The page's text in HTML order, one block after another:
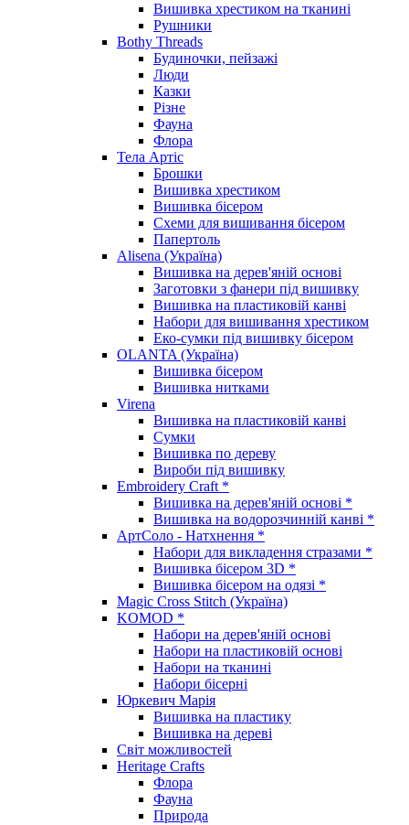
Вишивка хрестиком на тканині
Рушники
Bothy Threads
Будиночки, пейзажі
Люди
Казки
Різне
Фауна
Флора
Тела Артіс
Брошки
Вишивка хрестиком
Вишивка бісером
Схеми для вишивання бісером
Папертоль
Alisena (Україна)
Вишивка на дерев'яній основі
Заготовки з фанери під вишивку
Вишивка на пластиковій канві
Набори для вишивання хрестиком
Еко-сумки під вишивку бісером
OLANTA (Україна)
Вишивка бісером
Вишивка нитками
Virena
Вишивка на пластиковій канві
Сумки
Вишивка по дереву
Вироби під вишивку
Embroidery Craft *
Вишивка на дерев'яній основі *
Вишивка на водорозчинній канві *
АртСоло - Натхнення *
Набори для викладення стразами *
Вишивка бісером 3D *
Вишивка бісером на одязі *
Magic Cross Stitch (Україна)
KOMOD *
Набори на дерев'яній основі
Набори на пластиковій основі
Набори на тканині
Набори бісерні
Юркевич Марія
Вишивка на пластику
Вишивка на дереві
Світ можливостей
Heritage Crafts
Флора
Фауна
Природа